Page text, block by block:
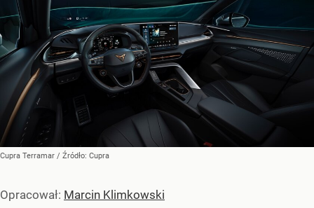
Cupra Terramar / Źródło: Cupra
Opracował: Marcin Klimkowski